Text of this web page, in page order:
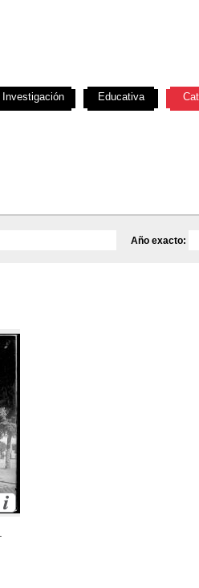
Año exacto:
Investigación Educativa